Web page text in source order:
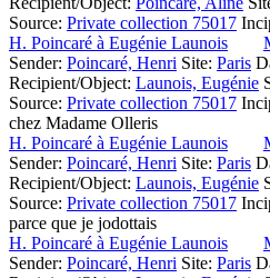
Source: Private collection 75017
H. Poincaré à Eugénie Launois
Sender: Poincaré, Henri Site: Paris
Recipient/Object: Launois, Eugénie
Source: Private collection 75017
chez Madame Olleris
H. Poincaré à Eugénie Launois
Sender: Poincaré, Henri Site: Paris
Recipient/Object: Launois, Eugénie
Source: Private collection 75017
parce que je jodottais
H. Poincaré à Eugénie Launois
Sender: Poincaré, Henri Site: Paris